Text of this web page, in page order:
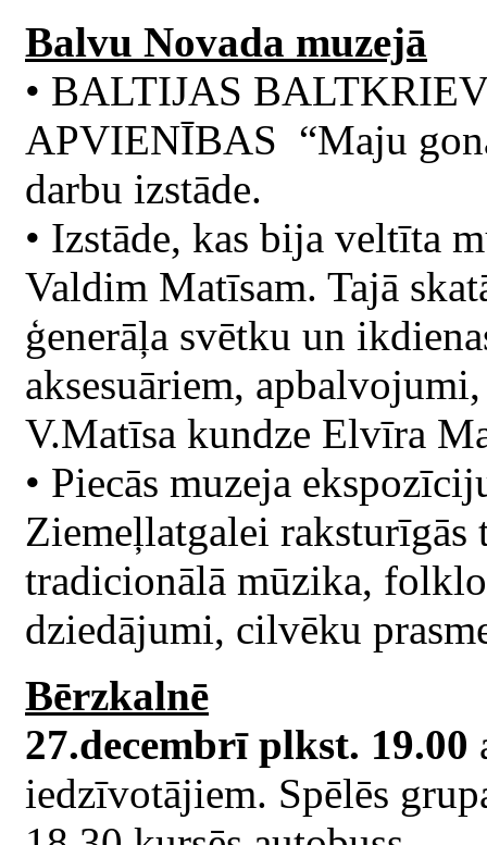
Balvu Novada muzejā
• BALTIJAS
APVIENĪBAS “Maju
darbu izstāde.
• Izstāde, kas bija veltīta
Valdim Matīsam. Tajā
ģenerāļa svētku un
aksesuāriem,
V.Matīsa kundze Elvīra
• Piecās muzeja
Ziemeļlatgalei raksturīgās
tradicionālā mūzika,
dziedājumi, cilvēku
Bērzkalnē
27.decembrī plkst. 19.00
iedzīvotājiem. Spēlēs